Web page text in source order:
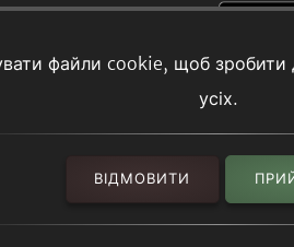
файли cookie, щоб
усіх.
ВІДМОВИТИ